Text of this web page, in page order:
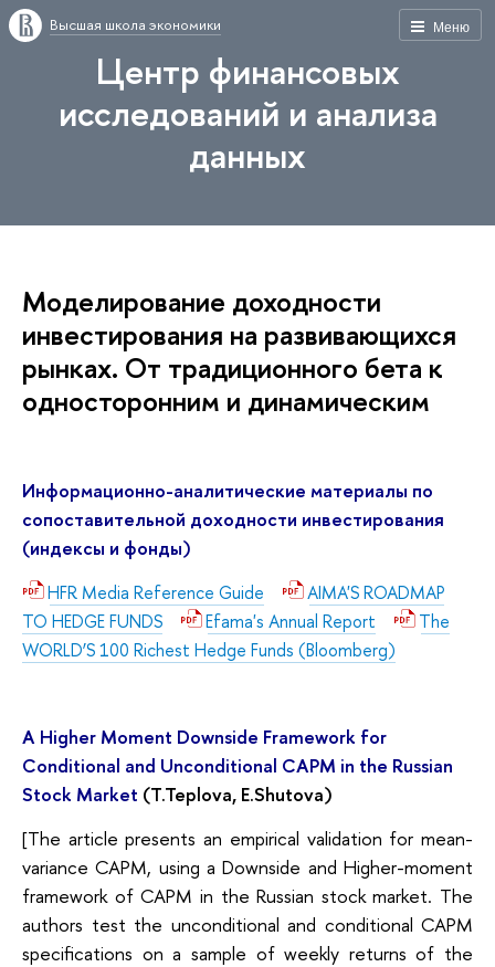
Меню
Высшая школа экономики
Центр финансовых
исследований и анализа
данных
Моделирование доходности
инвестирования на развивающихся
рынках. От традиционного бета к
односторонним и динамическим
Информационно-аналитические материалы по
сопоставительной доходности инвестирования
(индексы и фонды)
HFR Media Reference Guide
AIMA'S ROADMAP
TO HEDGE FUNDS
Efama's Annual Report
The
WORLD’S 100 Richest Hedge Funds (Bloomberg)
A Higher Moment Downside Framework for
Conditional and Unconditional CAPM in the Russian
Stock Market (T.Teplova, E.Shutova)
[The article presents an empirical validation for mean-
variance CAPM, using a Downside and Higher-moment
framework of CAPM in the Russian stock market. The
authors test the unconditional and conditional CAPM
specifications on a sample of weekly returns of the